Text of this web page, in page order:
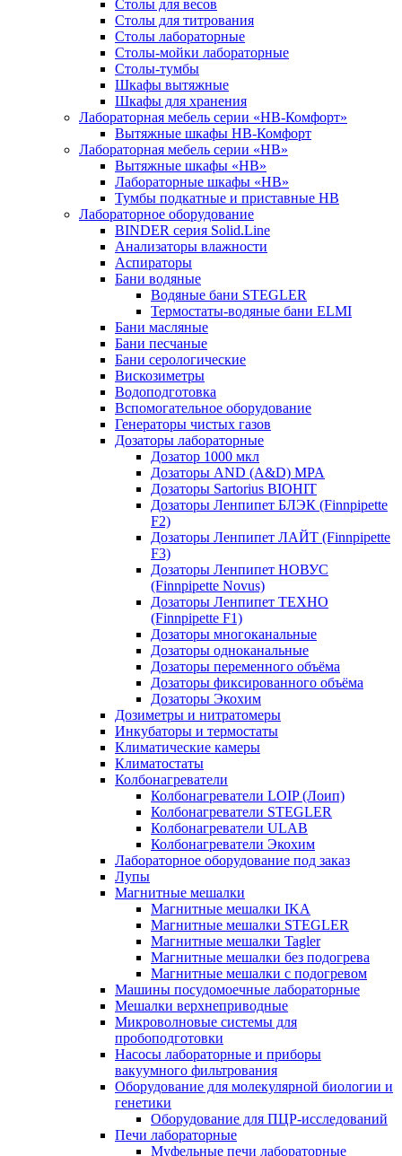
Столы для весов
Столы для титрования
Столы лабораторные
Столы-мойки лабораторные
Столы-тумбы
Шкафы вытяжные
Шкафы для хранения
Лабораторная мебель серии «НВ-Комфорт»
Вытяжные шкафы НВ-Комфорт
Лабораторная мебель серии «НВ»
Вытяжные шкафы «НВ»
Лабораторные шкафы «НВ»
Тумбы подкатные и приставные НВ
Лабораторное оборудование
BINDER серия Solid.Line
Анализаторы влажности
Аспираторы
Бани водяные
Водяные бани STEGLER
Термостаты-водяные бани ELMI
Бани масляные
Бани песчаные
Бани серологические
Вискозиметры
Водоподготовка
Вспомогательное оборудование
Генераторы чистых газов
Дозаторы лабораторные
Дозатор 1000 мкл
Дозаторы AND (A&D) MPA
Дозаторы Sartorius BIOHIT
Дозаторы Ленпипет БЛЭК (Finnpipette
F2)
Дозаторы Ленпипет ЛАЙТ (Finnpipette
F3)
Дозаторы Ленпипет НОВУС
(Finnpipette Novus)
Дозаторы Ленпипет ТЕХНО
(Finnpipette F1)
Дозаторы многоканальные
Дозаторы одноканальные
Дозаторы переменного объёма
Дозаторы фиксированного объёма
Дозаторы Экохим
Дозиметры и нитратомеры
Инкубаторы и термостаты
Климатические камеры
Климатостаты
Колбонагреватели
Колбонагреватели LOIP (Лоип)
Колбонагреватели STEGLER
Колбонагреватели ULAB
Колбонагреватели Экохим
Лабораторное оборудование под заказ
Лупы
Магнитные мешалки
Магнитные мешалки IKA
Магнитные мешалки STEGLER
Магнитные мешалки Tagler
Магнитные мешалки без подогрева
Магнитные мешалки с подогревом
Машины посудомоечные лабораторные
Мешалки верхнеприводные
Микроволновые системы для
пробоподготовки
Насосы лабораторные и приборы
вакуумного фильтрования
Оборудование для молекулярной биологии и
генетики
Оборудование для ПЦР-исследований
Печи лабораторные
Муфельные печи лабораторные